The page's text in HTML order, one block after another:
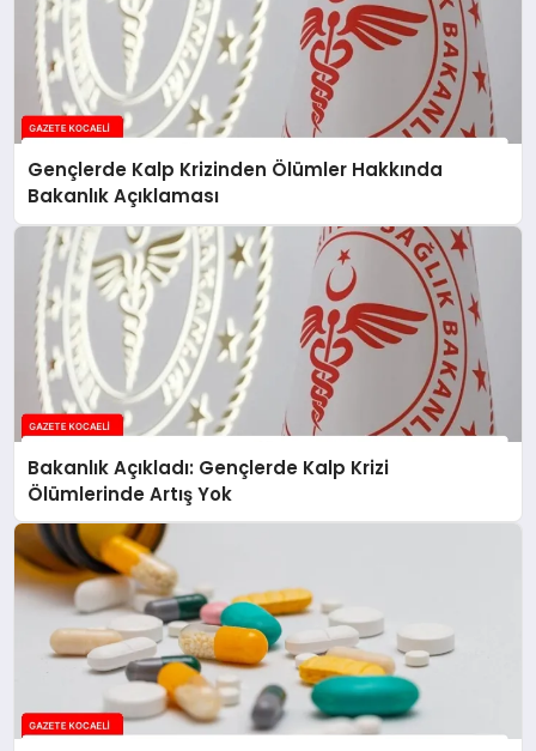
Gençlerde Kalp Krizinden Ölümler Hakkında
Bakanlık Açıklaması
Bakanlık Açıkladı: Gençlerde Kalp Krizi
Ölümlerinde Artış Yok